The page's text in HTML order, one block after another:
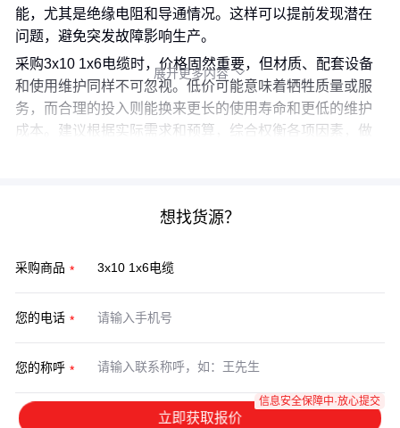
能，尤其是绝缘电阻和导通情况。这样可以提前发现潜在
问题，避免突发故障影响生产。
采购3x10 1x6电缆时，价格固然重要，但材质、配套设备
和使用维护同样不可忽视。低价可能意味着牺牲质量或服
务，而合理的投入则能换来更长的使用寿命和更低的维护
成本。建议根据实际需求和预算，综合权衡各项因素，做
展开更多内容 
想找货源？
采购商品
您的电话
您的称呼
立即获取报价
信息安全保障中·放心提交